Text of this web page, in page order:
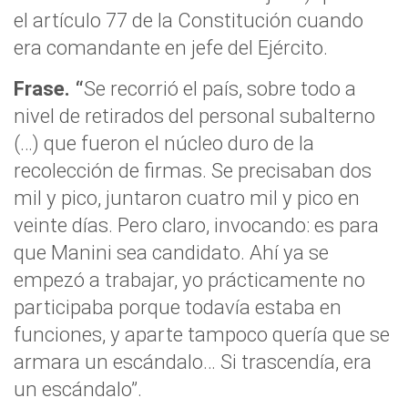
el artículo 77 de la Constitución cuando
era comandante en jefe del Ejército.
Frase. “Se recorrió el país, sobre todo a
nivel de retirados del personal subalterno
(…) que fueron el núcleo duro de la
recolección de firmas. Se precisaban dos
mil y pico, juntaron cuatro mil y pico en
veinte días. Pero claro, invocando: es para
que Manini sea candidato. Ahí ya se
empezó a trabajar, yo prácticamente no
participaba porque todavía estaba en
funciones, y aparte tampoco quería que se
armara un escándalo… Si trascendía, era
un escándalo”.